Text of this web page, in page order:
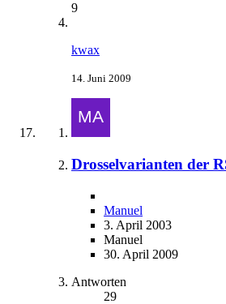
9
kwax
14. Juni 2009
Drosselvarianten der
Manuel
3. April 2003
Manuel
30. April 2009
Antworten
29